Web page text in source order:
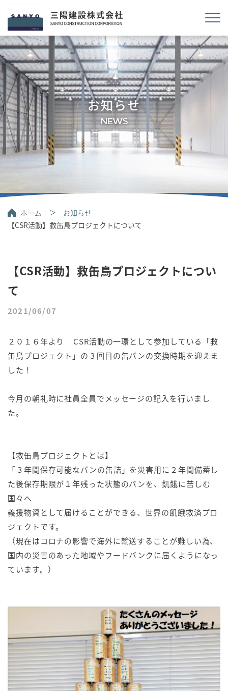
お知らせ
NEWS
ホーム
お知らせ
【CSR活動】救缶鳥プロジェクトについて
【CSR活動】救缶鳥プロジェクトについ
て
2021/06/07
２０１６年より CSR活動の一環として参加している「救
缶鳥プロジェクト」の３回目の缶パンの交換時期を迎えま
した！
今月の朝礼時に社員全員でメッセージの記入を行いまし
た。
【救缶鳥プロジェクトとは】
「３年間保存可能なパンの缶詰」を災害用に２年間備蓄し
た後保存期限が１年残った状態のパンを、飢餓に苦しむ
国々へ
義援物資として届けることができる、世界の飢餓救済プロ
ジェクトです。
（現在はコロナの影響で海外に輸送することが難しい為、
国内の災害のあった地域やフードバンクに届くようになっ
ています。）